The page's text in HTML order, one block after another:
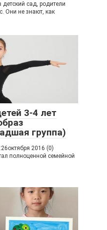
детский сад, родители
Они не знают, как
3-4 лет
группа)
2016 (0)
полноценной семейной